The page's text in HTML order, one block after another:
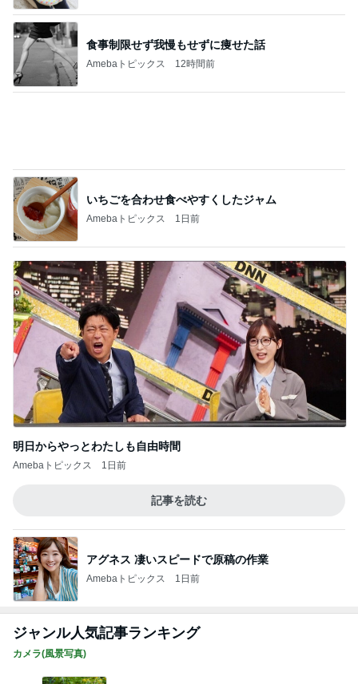
食事制限せず我慢もせずに痩せた話
Amebaトピックス 12時間前
いちごを合わせ食べやすくしたジャム
Amebaトピックス 1日前
明日からやっとわたしも自由時間
Amebaトピックス 1日前
記事を読む
アグネス 凄いスピードで原稿の作業
Amebaトピックス 1日前
ジャンル人気記事ランキング
カメラ(風景写真)